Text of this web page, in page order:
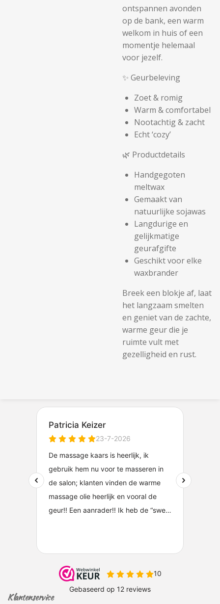
ontspannen avonden
op de bank, een warm
welkom in huis of een
momentje helemaal
voor jezelf.
✨ Geurbeleving
Zoet & romig
Warm & comfortabel
Nootachtig & zacht
Echt ‘cozy’
🌿 Productdetails
Handgegoten
meltwax
Gemaakt van
natuurlijke sojawas
Langdurige en
gelijkmatige
geurafgifte
Geschikt voor elke
waxbrander
Breek een blokje af, laat
het langzaam smelten
en geniet van de zachte,
warme geur die je
ruimte vult met
gezelligheid en rust.
Klantenservice